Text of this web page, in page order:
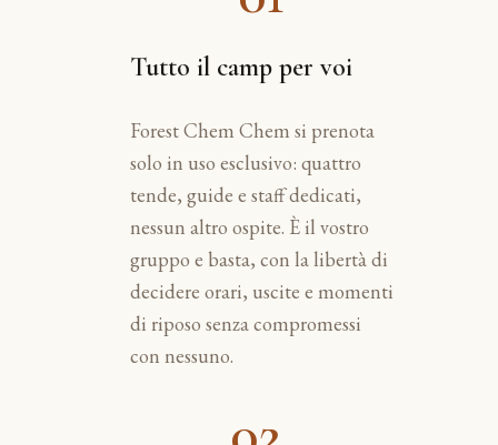
Tutto il camp per voi
Forest Chem Chem si prenota
solo in uso esclusivo: quattro
tende, guide e staff dedicati,
nessun altro ospite. È il vostro
gruppo e basta, con la libertà di
decidere orari, uscite e momenti
di riposo senza compromessi
con nessuno.